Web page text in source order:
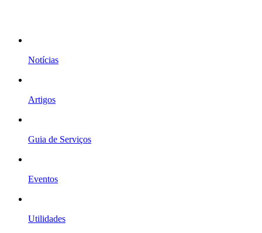
Notícias
Artigos
Guia de Serviços
Eventos
Utilidades